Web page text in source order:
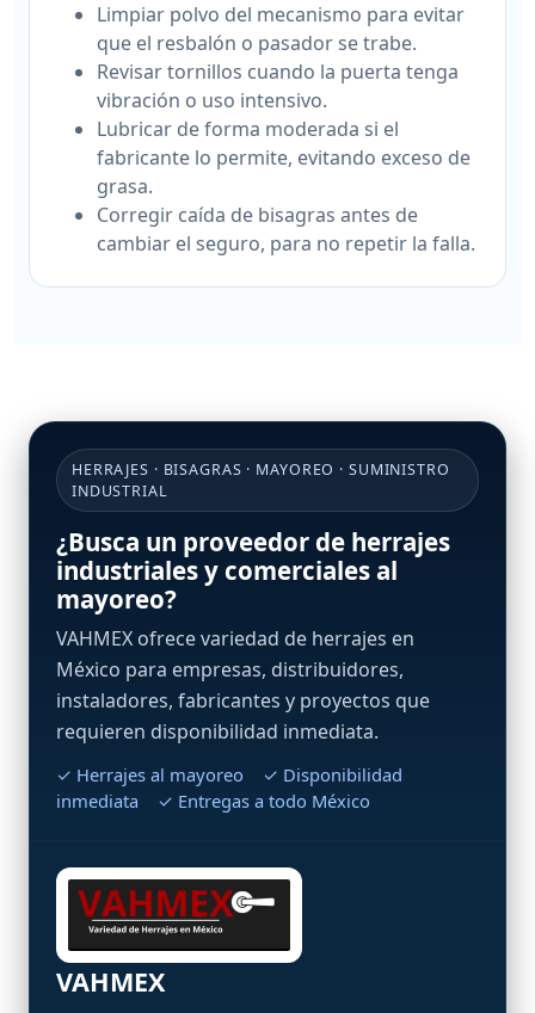
Limpiar polvo del mecanismo para evitar
que el resbalón o pasador se trabe.
Revisar tornillos cuando la puerta tenga
vibración o uso intensivo.
Lubricar de forma moderada si el
fabricante lo permite, evitando exceso de
grasa.
Corregir caída de bisagras antes de
cambiar el seguro, para no repetir la falla.
HERRAJES · BISAGRAS · MAYOREO · SUMINISTRO
INDUSTRIAL
¿Busca un proveedor de herrajes
industriales y comerciales al
mayoreo?
VAHMEX ofrece variedad de herrajes en
México para empresas, distribuidores,
instaladores, fabricantes y proyectos que
requieren disponibilidad inmediata.
✓ Herrajes al mayoreo ✓ Disponibilidad
inmediata ✓ Entregas a todo México
VAHMEX